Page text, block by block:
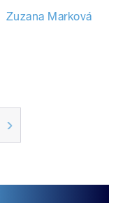
Zuzana Marková